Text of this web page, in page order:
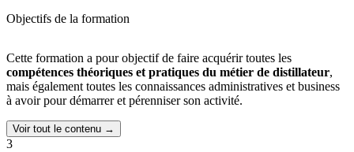
Objectifs de la formation
Cette formation a pour objectif de faire acquérir toutes les
compétences théoriques et pratiques du métier de distillateur,
mais également toutes les connaissances administratives et business
à avoir pour démarrer et pérenniser son activité.
Voir tout le contenu →
3